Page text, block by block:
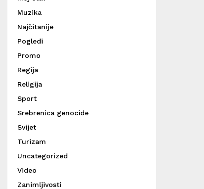
Muzika
Najčitanije
Pogledi
Promo
Regija
Religija
Sport
Srebrenica genocide
Svijet
Turizam
Uncategorized
Video
Zanimljivosti